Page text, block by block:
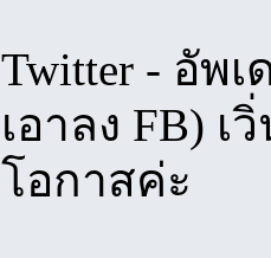
Twitter - อัพ
เอาลง FB)
โอกาสค่ะ